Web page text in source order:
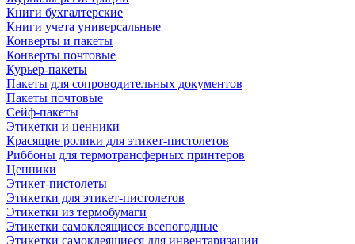
Книги бухгалтерские
Книги учета универсальные
Конверты и пакеты
Конверты почтовые
Курьер-пакеты
Пакеты для сопроводительных документов
Пакеты почтовые
Сейф-пакеты
Этикетки и ценники
Красящие ролики для этикет-пистолетов
Риббоны для термотрансферных принтеров
Ценники
Этикет-пистолеты
Этикетки для этикет-пистолетов
Этикетки из термобумаги
Этикетки самоклеящиеся всепогодные
Этикетки самоклеящиеся для инвентаризации